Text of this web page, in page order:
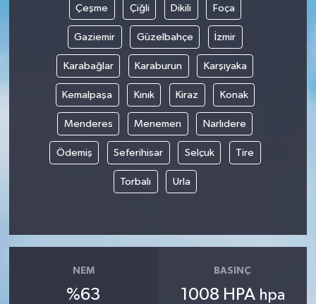
Çeşme Çiğli Dikili Foça
Gaziemir Güzelbahçe İzmir
Karabağlar Karaburun Karşıyaka
Kemalpaşa Kınık Kiraz Konak
Menderes Menemen Narlıdere
Ödemiş Seferihisar Selçuk Tire
Torbalı Urla
NEM
%63
BASINÇ
1008 HPA hpa